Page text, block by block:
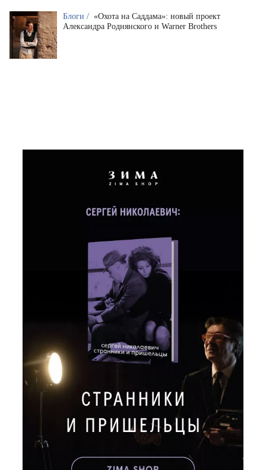
Блоги / «Охота на Саддама»: новый проект
Александра Роднянского и Warner Brothers